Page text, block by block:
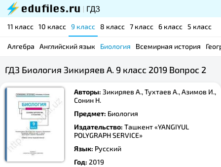
11 класс 10 класс 9 класс 8 класс 7 класс 6 класс 5 класс
Алгебра Английский язык Биология Всемирная история
ГДЗ Биология Зикиряев А. 9 класс 2019 Вопрос 2
Авторы: Зикиряев А., Тухтаев А., Азимов И.,
Сонин Н.
Предмет: Биология
Издательство: Ташкент «YANGIYUL
POLYGRAPH SERVICE»
Язык: Русский
Год: 2019